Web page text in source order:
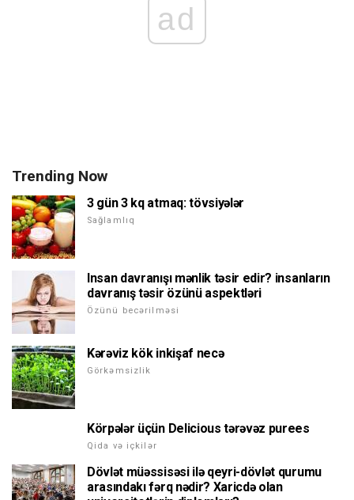
ad
Trending Now
3 gün 3 kq atmaq: tövsiyələr
Sağlamlıq
Insan davranışı mənlik təsir edir? insanların
davranış təsir özünü aspektləri
Özünü becərilməsi
Kərəviz kök inkişaf necə
Görkəmsizlik
Körpələr üçün Delicious tərəvəz purees
Qida və içkilər
Dövlət müəssisəsi ilə qeyri-dövlət qurumu
arasındakı fərq nədir? Xaricdə olan